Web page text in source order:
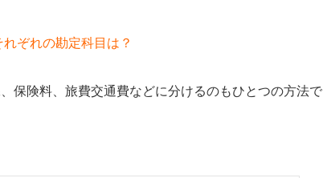
ぞれの勘定科目は？
保険料、旅費交通費などに分けるのもひとつの方法で